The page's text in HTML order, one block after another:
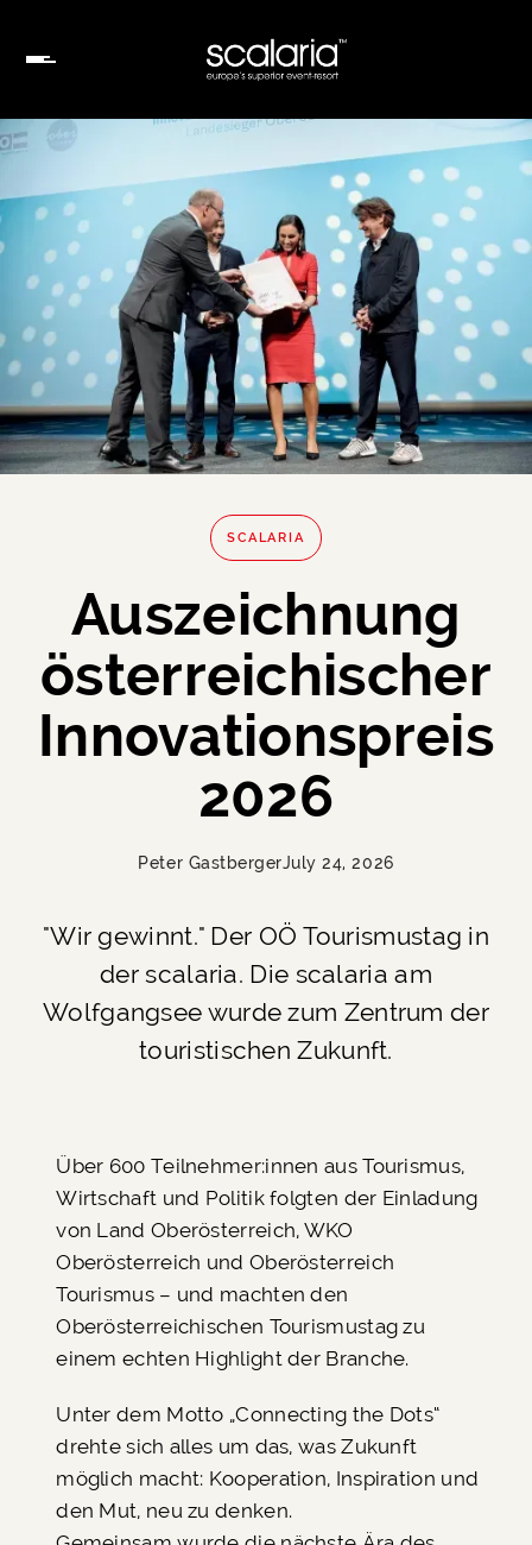
SCALARIA
Auszeichnung
österreichischer
Innovationspreis
2026
Peter GastbergerJuly 24, 2026
"Wir gewinnt." Der OÖ Tourismustag in
der scalaria. Die scalaria am
Wolfgangsee wurde zum Zentrum der
touristischen Zukunft.
Über 600 Teilnehmer:innen aus Tourismus,
Wirtschaft und Politik folgten der Einladung
von Land Oberösterreich, WKO
Oberösterreich und Oberösterreich
Tourismus – und machten den
Oberösterreichischen Tourismustag zu
einem echten Highlight der Branche.
Unter dem Motto „Connecting the Dots“
drehte sich alles um das, was Zukunft
möglich macht: Kooperation, Inspiration und
den Mut, neu zu denken.